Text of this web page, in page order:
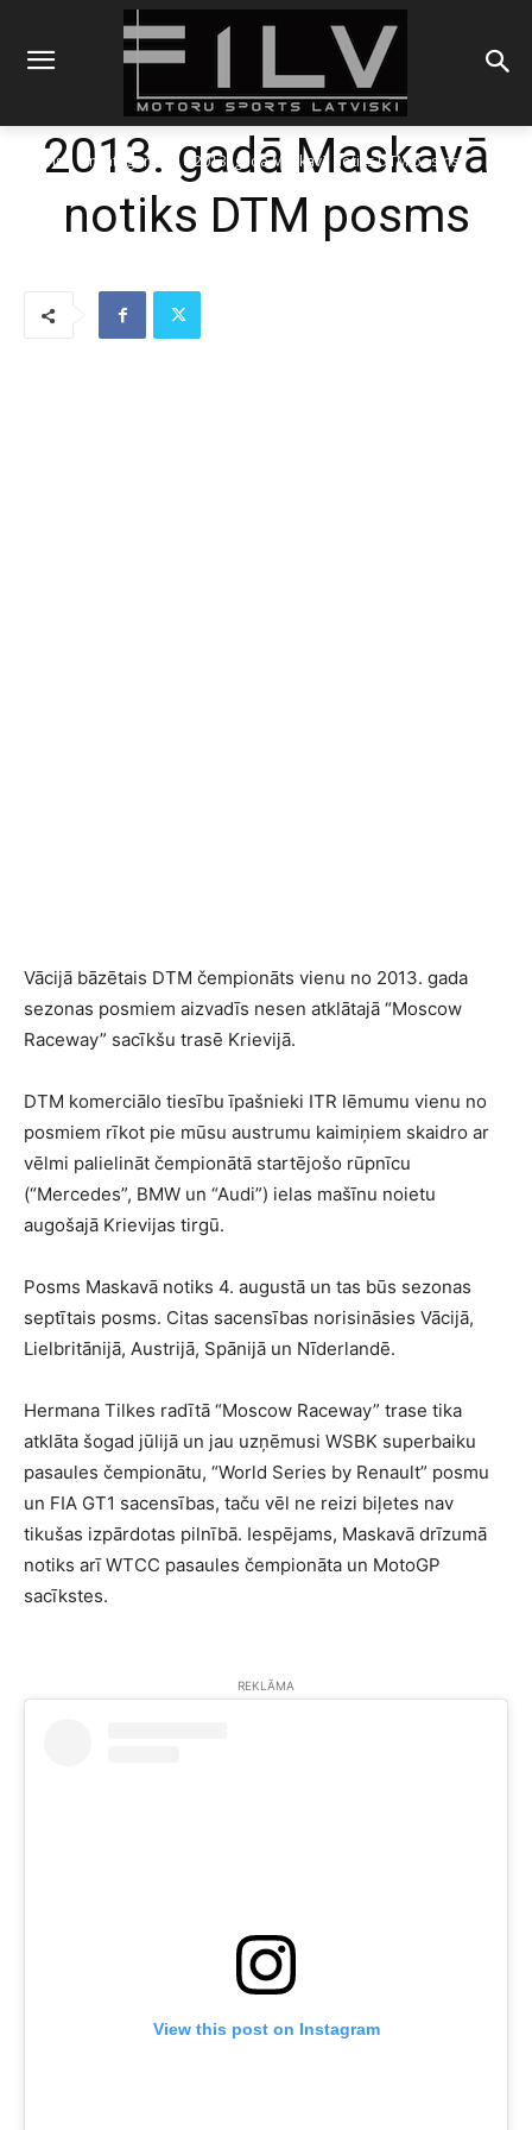
Sākums Uncategorized 2013. gadā Maskavā notiks DTM posms
2013. gadā Maskavā
notiks DTM posms
Vācijā bāzētais DTM čempionāts vienu no 2013. gada
sezonas posmiem aizvadīs nesen atklātajā “Moscow
Raceway” sacīkšu trasē Krievijā.
DTM komerciālo tiesību īpašnieki ITR lēmumu vienu no
posmiem rīkot pie mūsu austrumu kaimiņiem skaidro ar
vēlmi palielināt čempionātā startējošo rūpnīcu
(“Mercedes”, BMW un “Audi”) ielas mašīnu noietu
augošajā Krievijas tirgū.
Posms Maskavā notiks 4. augustā un tas būs sezonas
septītais posms. Citas sacensības norisināsies Vācijā,
Lielbritānijā, Austrijā, Spānijā un Nīderlandē.
Hermana Tilkes radītā “Moscow Raceway” trase tika
atklāta šogad jūlijā un jau uzņēmusi WSBK superbaiku
pasaules čempionātu, “World Series by Renault” posmu
un FIA GT1 sacensības, taču vēl ne reizi biļetes nav
tikušas izpārdotas pilnībā. Iespējams, Maskavā drīzumā
notiks arī WTCC pasaules čempionāta un MotoGP
sacīkstes.
REKLĀMA
View this post on Instagram